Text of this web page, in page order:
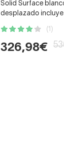
Solid Surface
desplazado
(1)
326,98€